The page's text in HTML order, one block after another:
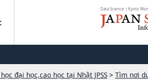
Data Science | Kyoto
đại học,cao học tại Nhật JPSS > Tìm nơi